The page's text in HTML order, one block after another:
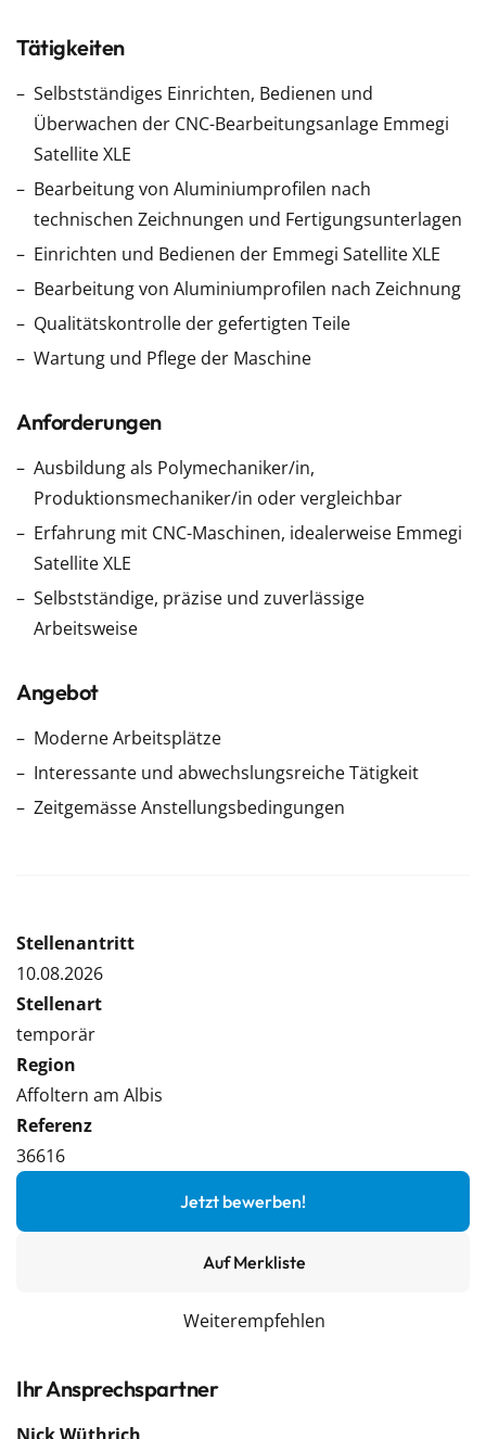
Tätigkeiten
Selbstständiges Einrichten, Bedienen und
Überwachen der CNC-Bearbeitungsanlage Emmegi
Satellite XLE
Bearbeitung von Aluminiumprofilen nach
technischen Zeichnungen und Fertigungsunterlagen
Einrichten und Bedienen der Emmegi Satellite XLE
Bearbeitung von Aluminiumprofilen nach Zeichnung
Qualitätskontrolle der gefertigten Teile
Wartung und Pflege der Maschine
Anforderungen
Ausbildung als Polymechaniker/in,
Produktionsmechaniker/in oder vergleichbar
Erfahrung mit CNC-Maschinen, idealerweise Emmegi
Satellite XLE
Selbstständige, präzise und zuverlässige
Arbeitsweise
Angebot
Moderne Arbeitsplätze
Interessante und abwechslungsreiche Tätigkeit
Zeitgemässe Anstellungsbedingungen
Stellenantritt
10.08.2026
Stellenart
temporär
Region
Affoltern am Albis
Referenz
36616
Jetzt bewerben!
Auf Merkliste
Weiterempfehlen
Ihr Ansprechspartner